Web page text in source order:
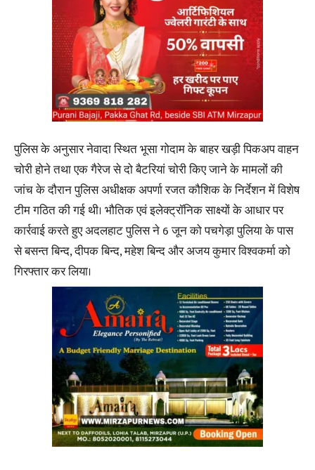
पुलिस के अनुसार नेवादा स्थित भूसा गोदाम के बाहर खड़ी पिकअप वाहन
चोरी होने तथा एक गैरेज से दो बैटरियां चोरी किए जाने के मामलों की
जांच के दौरान पुलिस अधीक्षक अपर्णा रजत कौशिक के निर्देशन में विशेष
टीम गठित की गई थी। भौतिक एवं इलेक्ट्रॉनिक साक्ष्यों के आधार पर
कार्रवाई करते हुए अदलहाट पुलिस ने 6 जून को पचगेड़ा पुलिया के पास
से बसन्त बिन्द, दीपक बिन्द, महेश बिन्द और अजय कुमार विश्वकर्मा को
गिरफ्तार कर लिया।